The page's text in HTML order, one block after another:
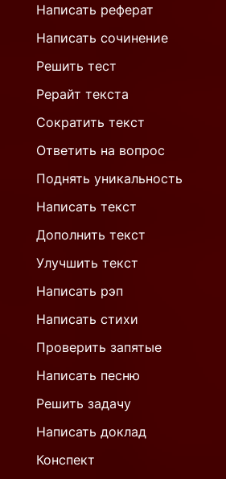
Написать реферат
Написать сочинение
Решить тест
Рерайт текста
Сократить текст
Ответить на вопрос
Поднять уникальность
Написать текст
Дополнить текст
Улучшить текст
Написать рэп
Написать стихи
Проверить запятые
Написать песню
Решить задачу
Написать доклад
Конспект